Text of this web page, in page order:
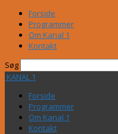
Forside
Programmer
Om Kanal 1
Kontakt
Søg
KANAL 1
Forside
Programmer
Om Kanal 1
Kontakt